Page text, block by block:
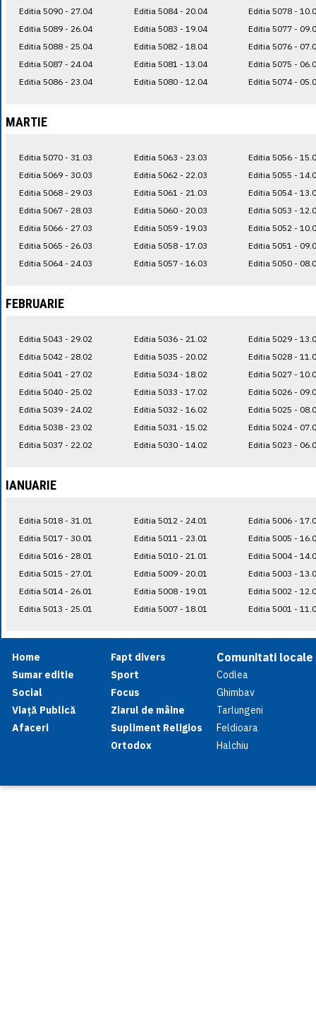
Editia 5090 - 27.04
Editia 5089 - 26.04
Editia 5088 - 25.04
Editia 5087 - 24.04
Editia 5086 - 23.04
Editia 5084 - 20.04
Editia 5083 - 19.04
Editia 5082 - 18.04
Editia 5081 - 13.04
Editia 5080 - 12.04
Editia 5078 -
Editia 5077 -
Editia 5076 -
Editia 5075 -
Editia 5074 -
MARTIE
Editia 5070 - 31.03
Editia 5069 - 30.03
Editia 5068 - 29.03
Editia 5067 - 28.03
Editia 5066 - 27.03
Editia 5065 - 26.03
Editia 5064 - 24.03
Editia 5063 - 23.03
Editia 5062 - 22.03
Editia 5061 - 21.03
Editia 5060 - 20.03
Editia 5059 - 19.03
Editia 5058 - 17.03
Editia 5057 - 16.03
Editia 5056 -
Editia 5055 -
Editia 5054 -
Editia 5053 -
Editia 5052 -
Editia 5051 -
Editia 5050 -
FEBRUARIE
Editia 5043 - 29.02
Editia 5042 - 28.02
Editia 5041 - 27.02
Editia 5040 - 25.02
Editia 5039 - 24.02
Editia 5038 - 23.02
Editia 5037 - 22.02
Editia 5036 - 21.02
Editia 5035 - 20.02
Editia 5034 - 18.02
Editia 5033 - 17.02
Editia 5032 - 16.02
Editia 5031 - 15.02
Editia 5030 - 14.02
Editia 5029 -
Editia 5028 -
Editia 5027 -
Editia 5026 -
Editia 5025 -
Editia 5024 -
Editia 5023 -
IANUARIE
Editia 5018 - 31.01
Editia 5017 - 30.01
Editia 5016 - 28.01
Editia 5015 - 27.01
Editia 5014 - 26.01
Editia 5013 - 25.01
Editia 5012 - 24.01
Editia 5011 - 23.01
Editia 5010 - 21.01
Editia 5009 - 20.01
Editia 5008 - 19.01
Editia 5007 - 18.01
Editia 5006 -
Editia 5005 -
Editia 5004 -
Editia 5003 -
Editia 5002 -
Editia 5001 -
Home
Sumar editie
Social
Viață Publică
Afaceri
Fapt divers
Sport
Focus
Ziarul de mâine
Supliment Religios
Ortodox
Comunitati locale
Codlea
Ghimbav
Tarlungeni
Feldioara
Halchiu